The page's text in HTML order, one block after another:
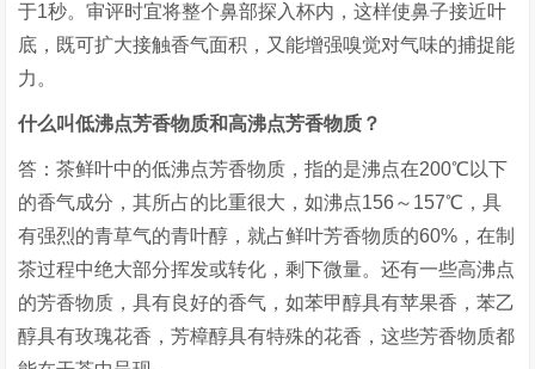
于1秒。审评时宜将整个鼻部探入杯内，这样使鼻子接近叶
底，既可扩大接触香气面积，又能增强嗅觉对气味的捕捉能
力。
什么叫低沸点芳香物质和高沸点芳香物质？
答：茶鲜叶中的低沸点芳香物质，指的是沸点在200℃以下
的香气成分，其所占的比重很大，如沸点156～157℃，具
有强烈的青草气的青叶醇，就占鲜叶芳香物质的60%，在制
茶过程中绝大部分挥发或转化，剩下微量。还有一些高沸点
的芳香物质，具有良好的香气，如苯甲醇具有苹果香，苯乙
醇具有玫瑰花香，芳樟醇具有特殊的花香，这些芳香物质都